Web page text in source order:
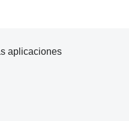
aplicaciones